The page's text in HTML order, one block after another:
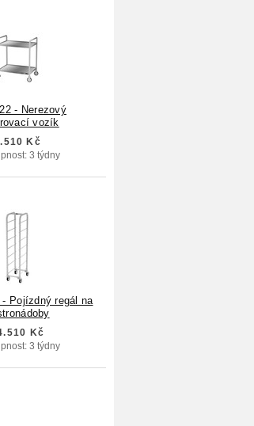
- Nerezový
vozík
Kč
3 týdny
- Pojízdný regál na
Kč
3 týdny